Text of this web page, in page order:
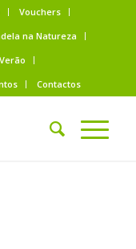
Vouchers
na Natureza
Contactos